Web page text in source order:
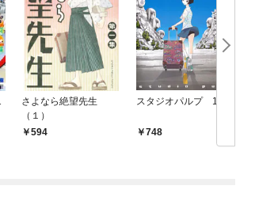
さよなら絶望先生
（１）
594
スタジオパルプ 1巻
748